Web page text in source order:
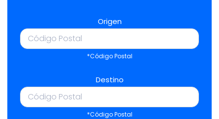
Origen
*Código Postal
Destino
*Código Postal